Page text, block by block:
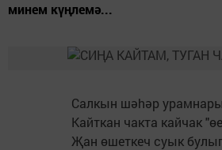
минем күңлемә...
Салкын шәhәр
Кайткан чакта кайчак
Җан өшеткеч суык